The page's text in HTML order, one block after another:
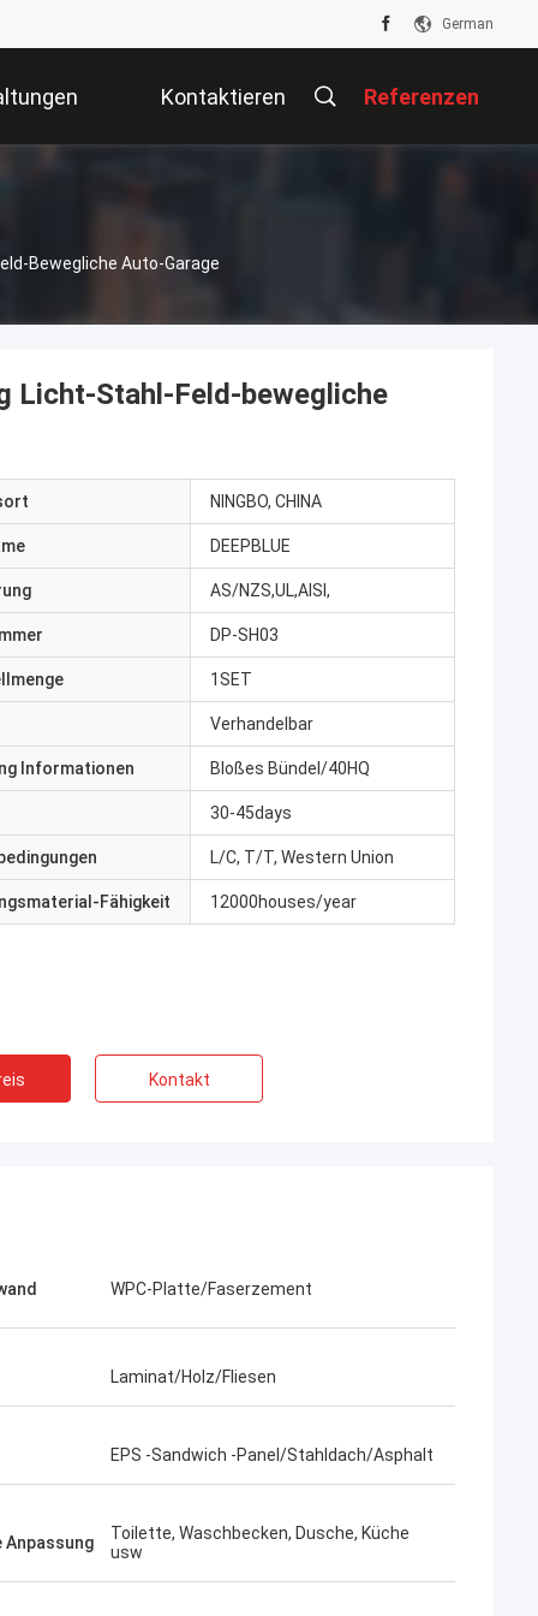
German
Kontaktieren Referenzen
Bewegliche Auto-Garage
Ein was für wunderbares Team, ich
Licht-Stahl-Feld-bewegliche
NINGBO, CHINA
DEEPBLUE
AS/NZS,UL,AISI,
DP-SH03
1SET
Verhandelbar
Informationen Bloßes Bündel/40HQ
30-45days
L/C, T/T, Western Union
Fähigkeit 12000houses/year
Kontakt
WPC-Platte/Faserzement
Laminat/Holz/Fliesen
EPS -Sandwich -Panel/Stahldach/Asphalt
Anpassung
Toilette, Waschbecken, Dusche, Küche
usw